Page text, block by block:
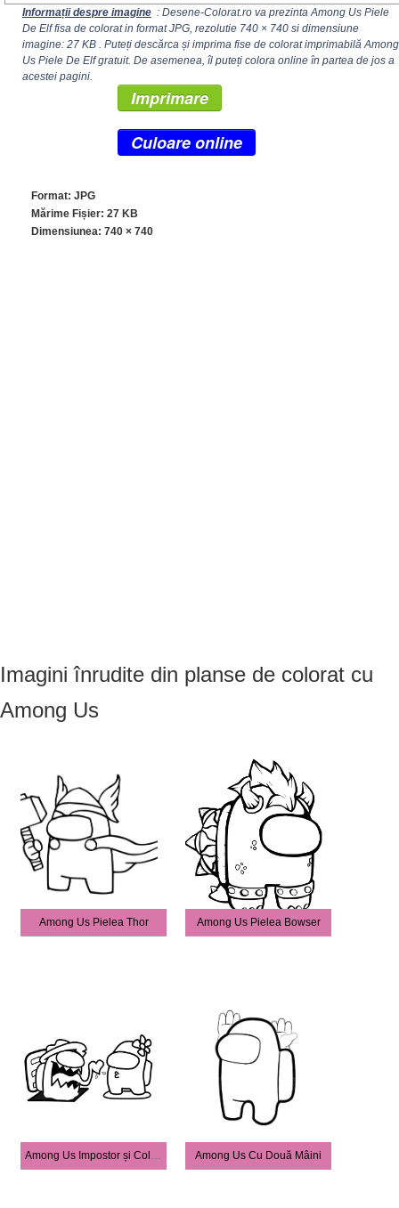
Informații despre imagine : Desene-Colorat.ro va prezinta Among Us Piele
De Elf fisa de colorat in format JPG, rezolutie 740 × 740 si dimensiune
imagine: 27 KB . Puteți descărca și imprima fise de colorat imprimabilă Among
Us Piele De Elf gratuit. De asemenea, îl puteți colora online în partea de jos a
acestei pagini.
Imprimare
Culoare online
Format: JPG
Mărime Fișier: 27 KB
Dimensiunea: 740 × 740
Imagini înrudite din planse de colorat cu
Among Us
Among Us Pielea Thor Among Us Pielea Bowser
Among Us Impostor și Colegă Drăguț De Echipaj Among Us Cu Două Mâini